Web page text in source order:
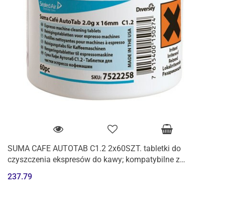
SUMA CAFE AUTOTAB C1.2 2x60SZT. tabletki do
czyszczenia ekspresów do kawy; kompatybilne z
237.79